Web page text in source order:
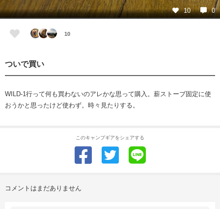
10 0
10
ついで買い
WILD-1行って何も買わないのアレかな思って購入。薪ストーブ固定に使
おうかと思ったけど使わず。時々見たりする。
このキャンプギアをシェアする
コメントはまだありません